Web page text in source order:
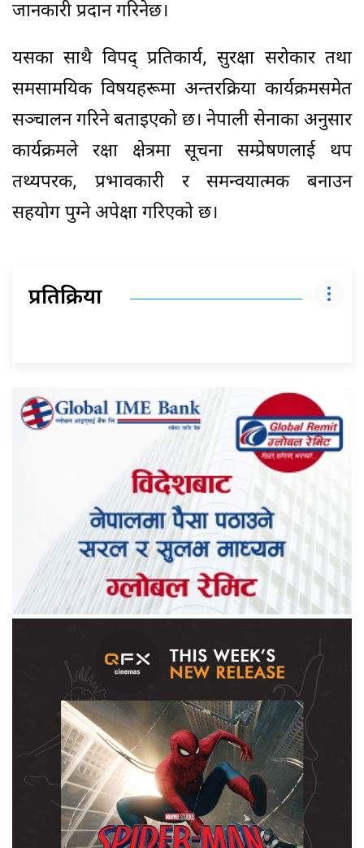
जानकारी प्रदान गरिनेछ।
यसका साथै विपद् प्रतिकार्य, सुरक्षा सरोकार तथा
समसामयिक विषयहरूमा अन्तरक्रिया कार्यक्रमसमेत
सञ्चालन गरिने बताइएको छ। नेपाली सेनाका अनुसार
कार्यक्रमले रक्षा क्षेत्रमा सूचना सम्प्रेषणलाई थप
तथ्यपरक, प्रभावकारी र समन्वयात्मक बनाउन
सहयोग पुग्ने अपेक्षा गरिएको छ।
प्रतिक्रिया